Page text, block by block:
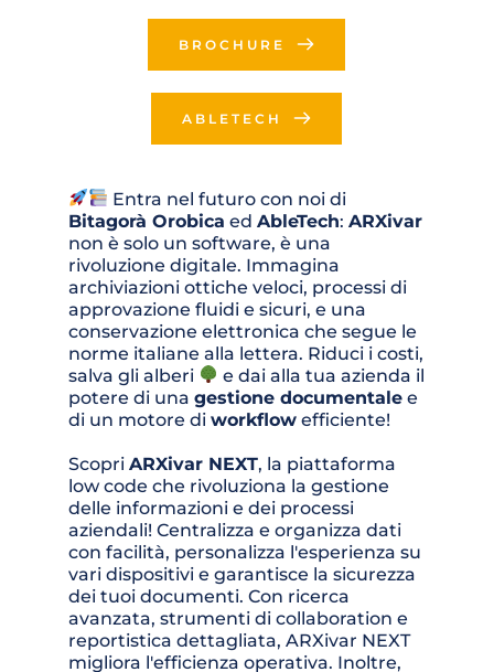
BROCHURE
ABLETECH
Bitagorà Orobica ed AbleTech: ARXivar
non è solo un software, è una
rivoluzione digitale. Immagina
archiviazioni ottiche veloci, processi di
approvazione fluidi e sicuri, e una
conservazione elettronica che segue le
norme italiane alla lettera. Riduci i costi,
salva gli alberi
e dai alla tua azienda il
potere di una gestione documentale e
di un motore di workflow efficiente!
Scopri ARXivar NEXT, la piattaforma
low code che rivoluziona la gestione
delle informazioni e dei processi
aziendali! Centralizza e organizza dati
con facilità, personalizza l'esperienza su
vari dispositivi e garantisce la sicurezza
dei tuoi documenti. Con ricerca
avanzata, strumenti di collaboration e
reportistica dettagliata, ARXivar NEXT
migliora l'efficienza operativa. Inoltre,